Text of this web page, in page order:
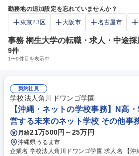
勤務地の追加設定を忘れていませんか？
東京23区
大阪市 名古屋市
事務 桐生大学の転職・求人・中途採
9件
1〜9件目を表示中
契約社員
学校法人角川ドワンゴ学園
【沖縄・ネットの学校事務】N高
営する未来のネット学校 その他事
月給21万500円～25万円
沖縄県うるま市
企業名 学校法人角川ドワンゴ学園 求人名 【沖縄・ネットの学校事務】N